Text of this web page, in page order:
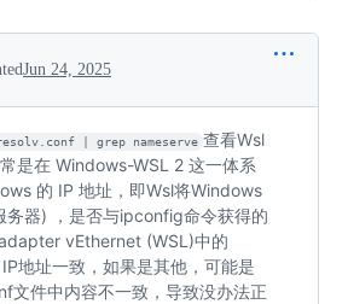
Jun 24, 2025
| grep nameserve 查看Wsl
是在 Windows-WSL 2 这一体系
的 IP 地址，即Wsl将Windows
务器) ，是否与ipconfig命令获得的
vEthernet (WSL)中的
地址一致，如果是其他，可能是
文件中内容不一致，导致没办法正